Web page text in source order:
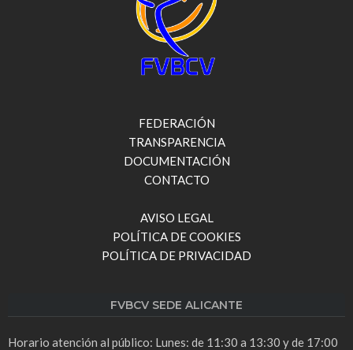
FEDERACIÓN
TRANSPARENCIA
DOCUMENTACIÓN
CONTACTO
AVISO LEGAL
POLÍTICA DE COOKIES
POLÍTICA DE PRIVACIDAD
FVBCV SEDE ALICANTE
Horario atención al público: Lunes: de 11:30 a 13:30 y de 17:00